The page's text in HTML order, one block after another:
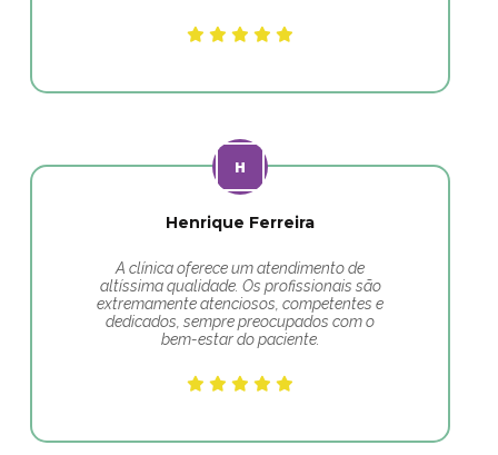
Henrique Ferreira
A clínica oferece um atendimento de
altíssima qualidade. Os profissionais são
extremamente atenciosos, competentes e
dedicados, sempre preocupados com o
bem-estar do paciente.